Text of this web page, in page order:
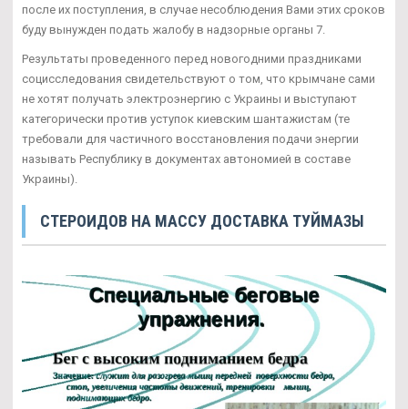
после их поступления, в случае несоблюдения Вами этих сроков
буду вынужден подать жалобу в надзорные органы 7.
Результаты проведенного перед новогодними праздниками
социсследования свидетельствуют о том, что крымчане сами
не хотят получать электроэнергию с Украины и выступают
категорически против уступок киевским шантажистам (те
требовали для частичного восстановления подачи энергии
называть Республику в документах автономией в составе
Украины).
СТЕРОИДОВ НА МАССУ ДОСТАВКА ТУЙМАЗЫ